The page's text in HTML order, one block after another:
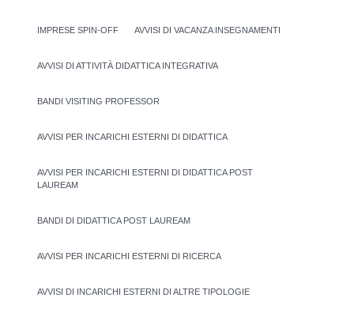
IMPRESE SPIN-OFF AVVISI DI VACANZA INSEGNAMENTI
AVVISI DI ATTIVITÀ DIDATTICA INTEGRATIVA
BANDI VISITING PROFESSOR
AVVISI PER INCARICHI ESTERNI DI DIDATTICA
AVVISI PER INCARICHI ESTERNI DI DIDATTICA POST
LAUREAM
BANDI DI DIDATTICA POST LAUREAM
AVVISI PER INCARICHI ESTERNI DI RICERCA
AVVISI DI INCARICHI ESTERNI DI ALTRE TIPOLOGIE